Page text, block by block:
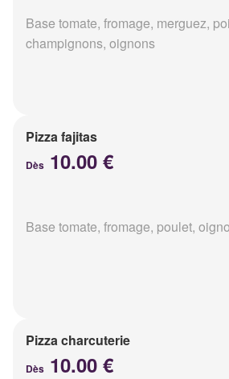
Base tomate, fromage, merguez,
champignons, oignons
Pizza fajitas
Dès 10.00 €
Base tomate, fromage, poulet,
Pizza charcuterie
Dès 10.00 €